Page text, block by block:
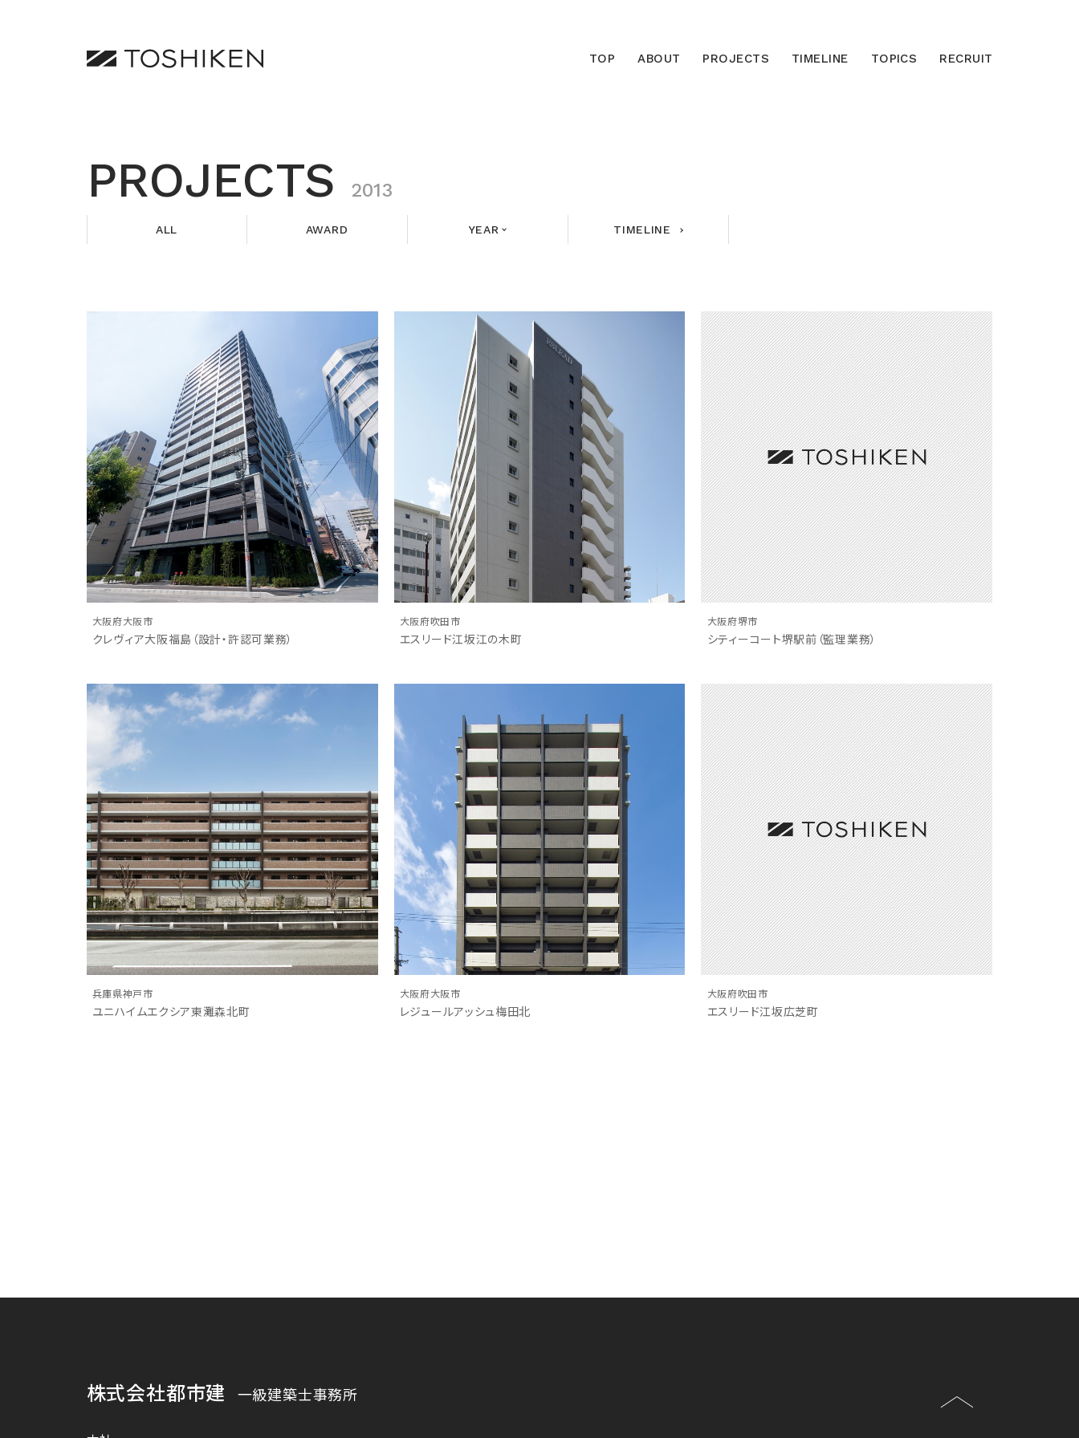
TOP ABOUT PROJECTS TIMELINE TOPICS RECRUIT
PROJECTS 2013
ALL AWARD YEAR TIMELINE
大阪府大阪市
クレヴィア大阪福島（設計・許認可業務）
大阪府吹田市
エスリード江坂江の木町
大阪府堺市
シティーコート堺駅前（監理業務）
兵庫県神戸市
ユニハイムエクシア東灘森北町
大阪府大阪市
レジュールアッシュ梅田北
大阪府吹田市
エスリード江坂広芝町
株式会社都市建 一級建築士事務所